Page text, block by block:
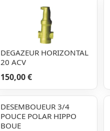
DEGAZEUR HORIZONTAL
20 ACV
150,00 €
DESEMBOUEUR 3/4
POUCE POLAR HIPPO
BOUE